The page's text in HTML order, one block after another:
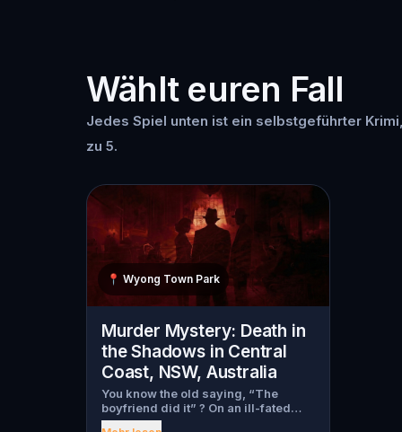
Wählt euren Fall
Jedes Spiel unten ist ein selbstgeführter
zu 5.
📍 Wyong Town Park
Murder Mystery: Death in
the Shadows in Central
Coast, NSW, Australia
You know the old saying, “The
boyfriend did it” ? On an ill-fated
night, love goes terribly wrong for